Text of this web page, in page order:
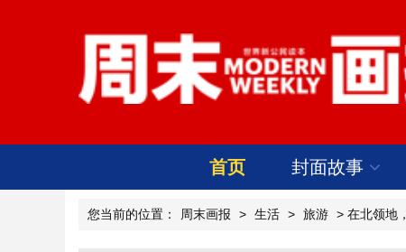
首页 封面故事
您当前的位置： 周末画报 > 生活 > 旅游 > 在北领地